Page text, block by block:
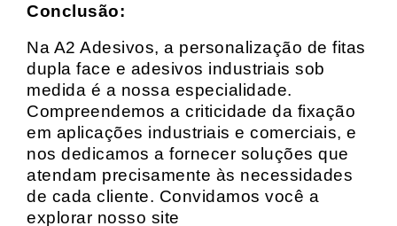
Conclusão:
Na A2 Adesivos, a personalização de fitas
dupla face e adesivos industriais sob
medida é a nossa especialidade.
Compreendemos a criticidade da fixação
em aplicações industriais e comerciais, e
nos dedicamos a fornecer soluções que
atendam precisamente às necessidades
de cada cliente. Convidamos você a
explorar nosso site